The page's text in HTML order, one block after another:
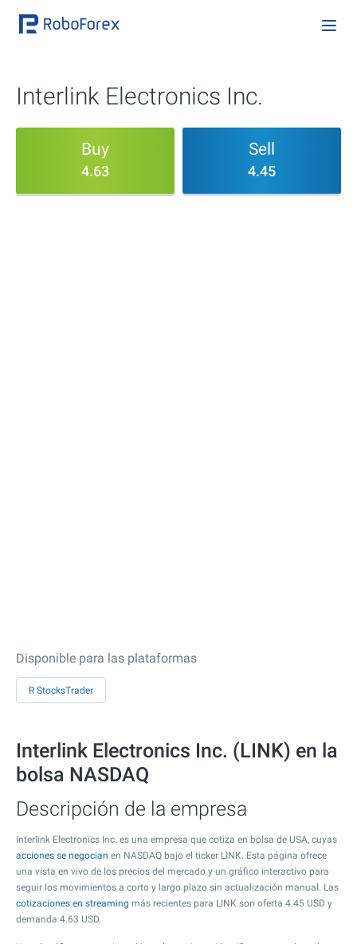
Interlink Electronics Inc.
Buy
4.63
Sell
4.45
Disponible para las plataformas
R StocksTrader
Interlink Electronics Inc. (LINK) en la
bolsa NASDAQ
Descripción de la empresa
Interlink Electronics Inc. es una empresa que cotiza en bolsa de USA, cuyas
acciones se negocian en NASDAQ bajo el ticker LINK. Esta página ofrece
una vista en vivo de los precios del mercado y un gráfico interactivo para
seguir los movimientos a corto y largo plazo sin actualización manual. Las
cotizaciones en streaming más recientes para LINK son oferta 4.45 USD y
demanda 4.63 USD.